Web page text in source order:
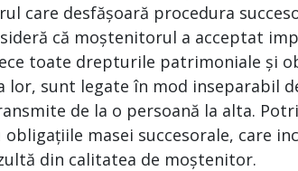
care desfășoară procedura
că moștenitorul a acceptat
toate drepturile patrimoniale și
lor, sunt legate în mod inseparabil
de la o persoană la alta.
masei succesorale, care
din calitatea de moștenitor.